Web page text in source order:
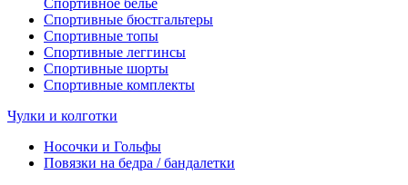
Спортивное белье
Спортивные бюстгальтеры
Спортивные топы
Спортивные леггинсы
Спортивные шорты
Спортивные комплекты
Чулки и колготки
Носочки и Гольфы
Повязки на бедра / бандалетки